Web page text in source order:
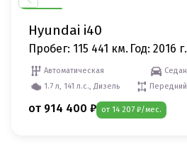
Hyundai i40
Пробег: 115 441 км. Год: 2016 г.
Автоматическая
Седан
1.7 л, 141 л.с., Дизель
Передний
от 914 400 ₽ от 14 207 ₽/мес.